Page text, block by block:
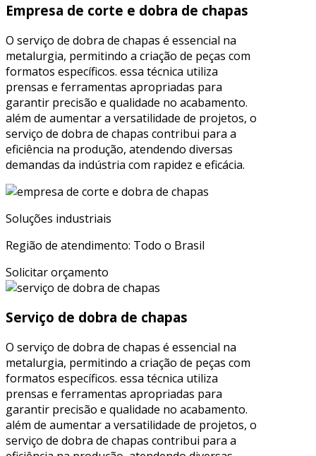
Empresa de corte e dobra de chapas
O serviço de dobra de chapas é essencial na
metalurgia, permitindo a criação de peças com
formatos específicos. essa técnica utiliza
prensas e ferramentas apropriadas para
garantir precisão e qualidade no acabamento.
além de aumentar a versatilidade de projetos, o
serviço de dobra de chapas contribui para a
eficiência na produção, atendendo diversas
demandas da indústria com rapidez e eficácia.
Soluções industriais
Região de atendimento: Todo o Brasil
Solicitar orçamento
Serviço de dobra de chapas
O serviço de dobra de chapas é essencial na
metalurgia, permitindo a criação de peças com
formatos específicos. essa técnica utiliza
prensas e ferramentas apropriadas para
garantir precisão e qualidade no acabamento.
além de aumentar a versatilidade de projetos, o
serviço de dobra de chapas contribui para a